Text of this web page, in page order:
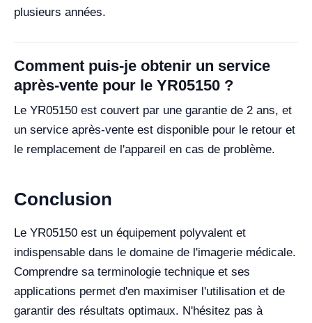
plusieurs années.
Comment puis-je obtenir un service
après-vente pour le YR05150 ?
Le YR05150 est couvert par une garantie de 2 ans, et
un service après-vente est disponible pour le retour et
le remplacement de l'appareil en cas de problème.
Conclusion
Le YR05150 est un équipement polyvalent et
indispensable dans le domaine de l'imagerie médicale.
Comprendre sa terminologie technique et ses
applications permet d'en maximiser l'utilisation et de
garantir des résultats optimaux. N'hésitez pas à